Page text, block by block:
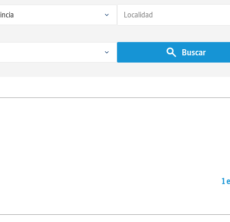
Buscar
1